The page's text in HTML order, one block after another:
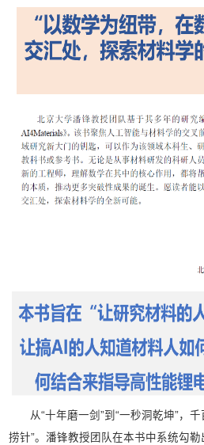
从“十年磨一剑”到“一秒洞乾坤”，
捞针”。潘锋教授团队在本书中系统勾勒